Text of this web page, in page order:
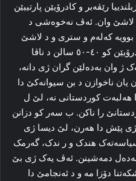
رێڤه‌بر و کادرۆیێن پارتییێن
لاشێ وان. ئه‌ڤ نه‌خوه‌شی د
بوویه‌ که‌له‌م و ستری و د لاشێ
کوردان ده‌ رادبه‌. ئه‌ڤ رێڤه‌بر و کادرۆیێن کو ٤۰-٥۰ سالن د ناڤا
ژ وان به‌ده‌لێن گران ژی دانه‌،
ناخوازن د بن سیوانه‌کێ دا
هه‌لبه‌ت کوردستانی نه‌، لێ ل
را ناکن. ب سه‌ر کو دزانن
پێش دا هه‌رن، لێ دیسا ژی
هندک و ر ندک، گه‌رمک
دمه‌شینن. ئه‌ڤ یه‌ک ژی بێ
دۆزا مه‌ و د ئه‌نجامێ دا